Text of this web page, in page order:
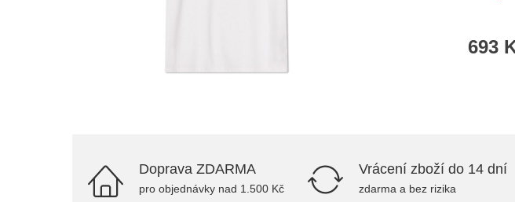
693
Doprava ZDARMA
pro objednávky nad 1.500 Kč
Vrácení zboží do 14 dní
zdarma a bez rizika